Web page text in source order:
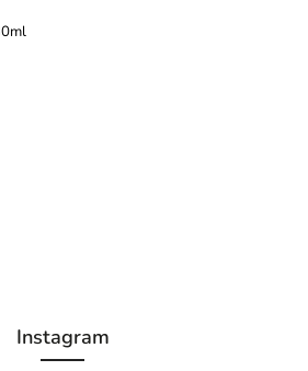
Instagram